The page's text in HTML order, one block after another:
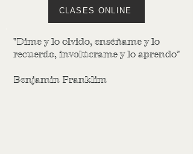
CLASES ONLINE
"Dime y lo olvido, enséñame y lo
recuerdo, involúcrame y lo aprendo"
Benjamin Franklim